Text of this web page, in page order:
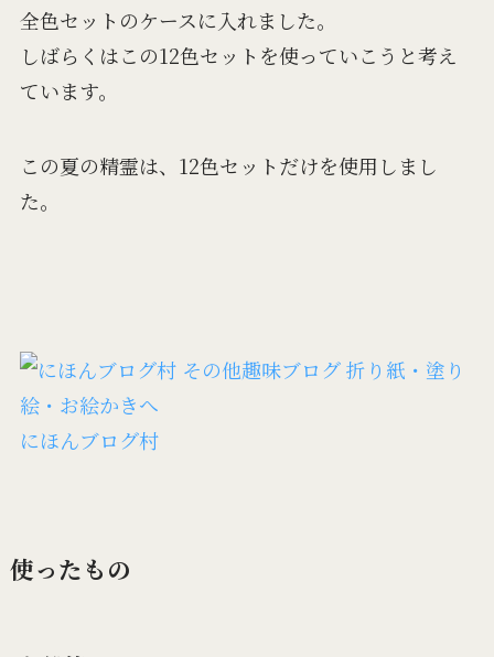
全色セットのケースに入れました。
しばらくはこの12色セットを使っていこうと考え
ています。
この夏の精霊は、12色セットだけを使用しまし
た。
にほんブログ村
使ったもの